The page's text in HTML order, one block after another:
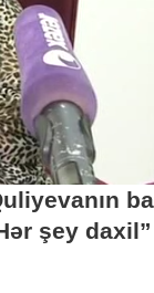
şey